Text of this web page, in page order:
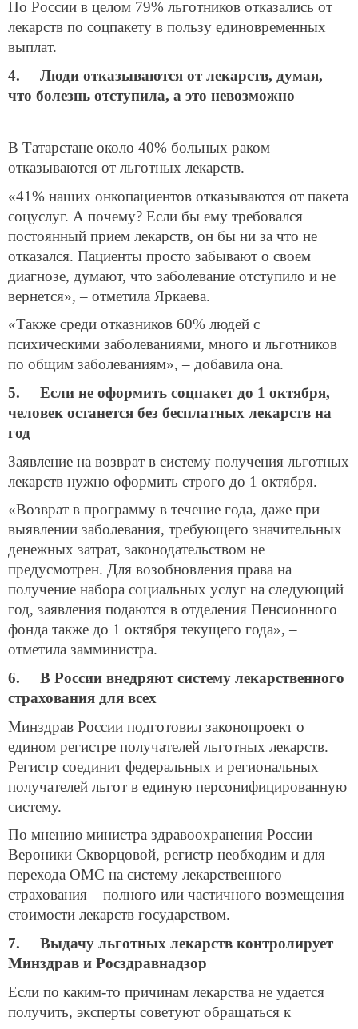
По России в целом 79% льготников отказались от
лекарств по соцпакету в пользу единовременных
выплат.
4. Люди отказываются от лекарств, думая,
что болезнь отступила, а это невозможно
В Татарстане около 40% больных раком
отказываются от льготных лекарств.
«41% наших онкопациентов отказываются от пакета
соцуслуг. А почему? Если бы ему требовался
постоянный прием лекарств, он бы ни за что не
отказался. Пациенты просто забывают о своем
диагнозе, думают, что заболевание отступило и не
вернется», – отметила Яркаева.
«Также среди отказников 60% людей с
психическими заболеваниями, много и льготников
по общим заболеваниям», – добавила она.
5. Если не оформить соцпакет до 1 октября,
человек останется без бесплатных лекарств на
год
Заявление на возврат в систему получения льготных
лекарств нужно оформить строго до 1 октября.
«Возврат в программу в течение года, даже при
выявлении заболевания, требующего значительных
денежных затрат, законодательством не
предусмотрен. Для возобновления права на
получение набора социальных услуг на следующий
год, заявления подаются в отделения Пенсионного
фонда также до 1 октября текущего года», –
отметила замминистра.
6. В России внедряют систему лекарственного
страхования для всех
Минздрав России подготовил законопроект о
едином регистре получателей льготных лекарств.
Регистр соединит федеральных и региональных
получателей льгот в единую персонифицированную
систему.
По мнению министра здравоохранения России
Вероники Скворцовой, регистр необходим и для
перехода ОМС на систему лекарственного
страхования – полного или частичного возмещения
стоимости лекарств государством.
7. Выдачу льготных лекарств контролирует
Минздрав и Росздравнадзор
Если по каким-то причинам лекарства не удается
получить, эксперты советуют обращаться к